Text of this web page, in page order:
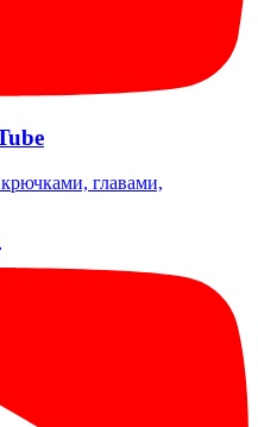
главами,